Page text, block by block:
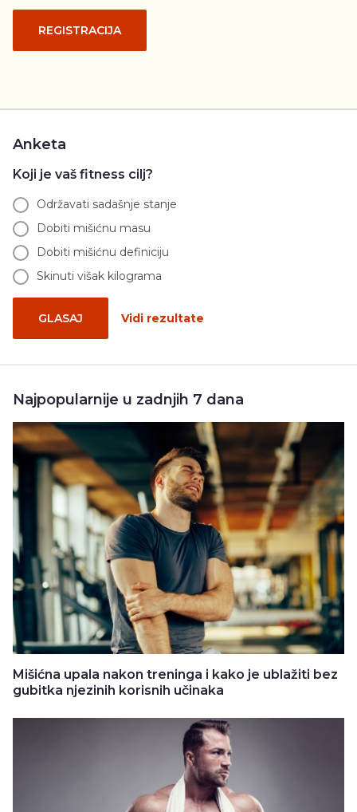
REGISTRACIJA
Anketa
Koji je vaš fitness cilj?
Održavati sadašnje stanje
Dobiti mišićnu masu
Dobiti mišićnu definiciju
Skinuti višak kilograma
GLASAJ Vidi rezultate
Najpopularnije u zadnjih 7 dana
Mišićna upala nakon treninga i kako je ublažiti bez
gubitka njezinih korisnih učinaka